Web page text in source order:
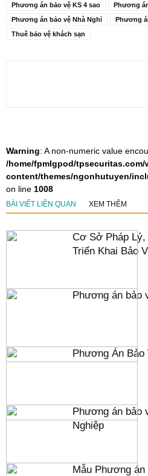
Phương án bảo vệ KS 4 sao
Phương
Phương án bảo vệ Nhà Nghỉ
Phương
Thuê bảo vệ khách sạn
Warning: A non-numeric value
/home/fpmlgpod/tpsecuritas.com/
content/themes/ngonhutuyen/
on line 1008
BÀI VIẾT LIÊN QUAN XEM THÊM
Cơ Sở Pháp
Triển Khai Bảo
Phương án bảo
Phương Án Bảo
Phương án bảo
Nghiệp
Mẫu Phương